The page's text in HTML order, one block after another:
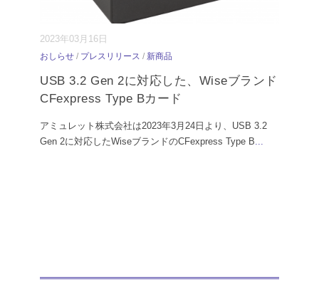
2023年03月16日
おしらせ / プレスリリース / 新商品
USB 3.2 Gen 2に対応した、Wiseブランド
CFexpress Type Bカード
アミュレット株式会社は2023年3月24日より、USB 3.2
Gen 2に対応したWiseブランドのCFexpress Type B...